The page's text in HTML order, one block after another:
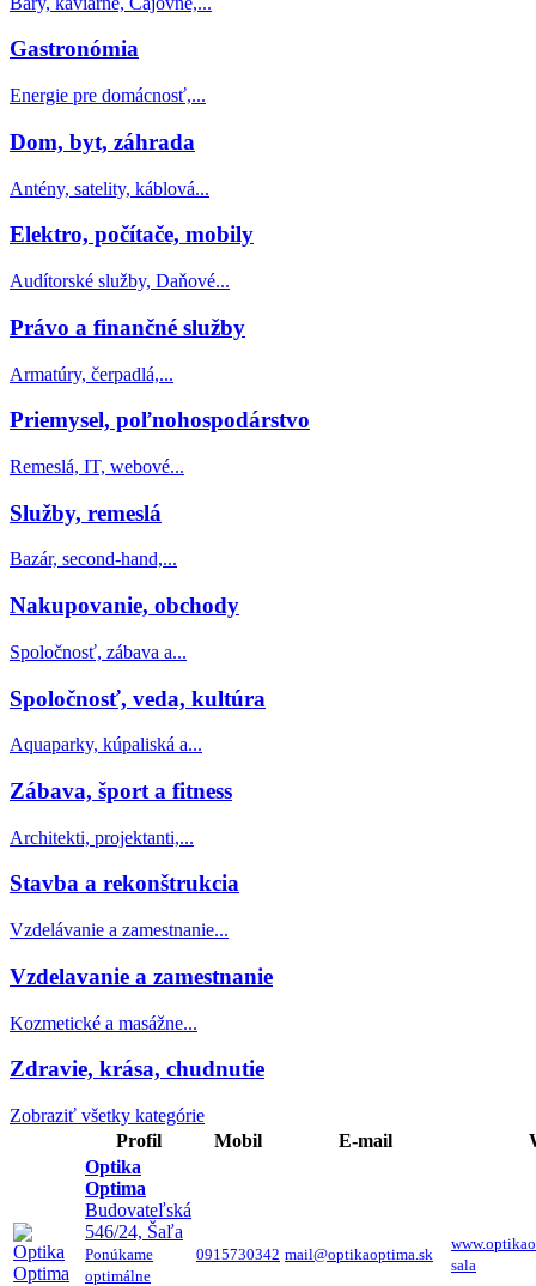
Gastronómia
Energie pre domácnosť,...
Dom, byt, záhrada
Antény, satelity, káblová...
Elektro, počítače, mobily
Audítorské služby, Daňové...
Právo a finančné služby
Armatúry, čerpadlá,...
Priemysel, poľnohospodárstvo
Remeslá, IT, webové...
Služby, remeslá
Bazár, second-hand,...
Nakupovanie, obchody
Spoločnosť, zábava a...
Spoločnosť, veda, kultúra
Aquaparky, kúpaliská a...
Zábava, šport a fitness
Architekti, projektanti,...
Stavba a rekonštrukcia
Vzdelávanie a zamestnanie...
Vzdelavanie a zamestnanie
Kozmetické a masážne...
Zdravie, krása, chudnutie
Zobraziť všetky kategórie
Profil
Mobil E-mail
Optika
Optima
Budovateľská
546/24, Šaľa
Ponúkame
optimálne
0915730342 mail@optikaoptima.sk
sala